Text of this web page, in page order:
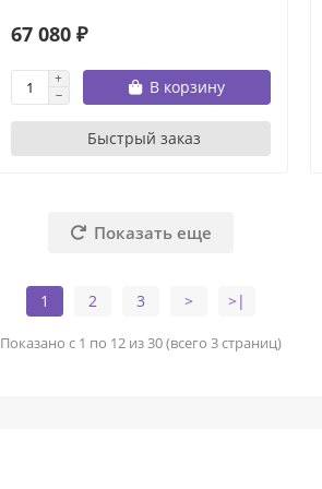
67 080 ₽
В корзину
Быстрый заказ
Показать еще
1 2 3 > >|
Показано с 1 по 12 из 30 (всего 3 страниц)